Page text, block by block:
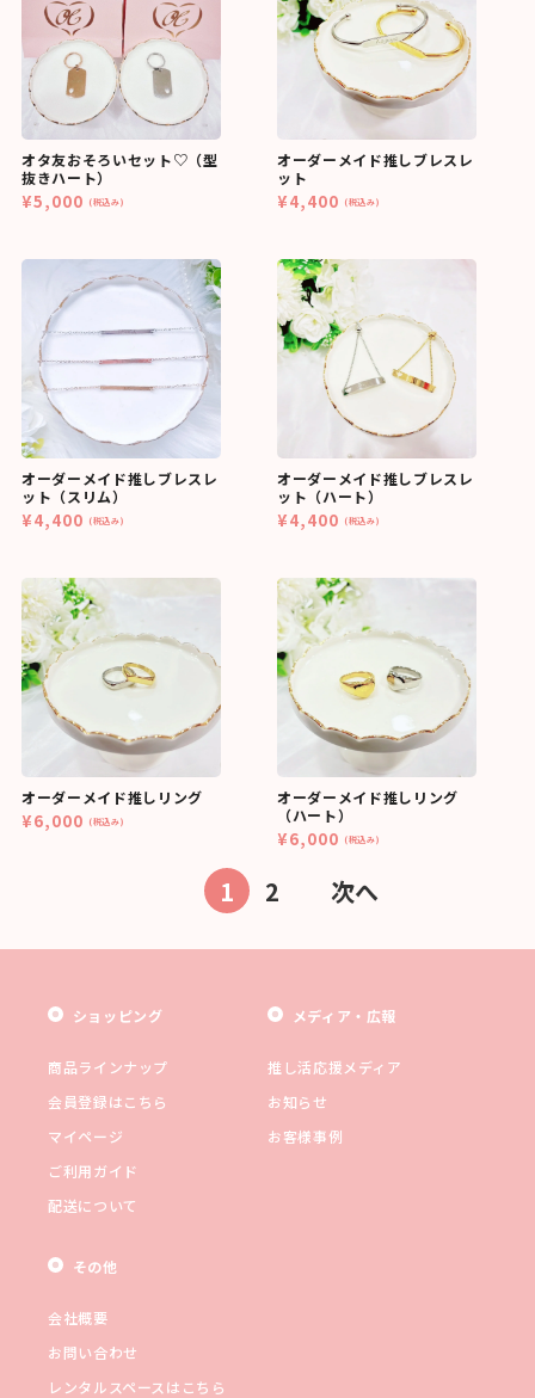
オタ友おそろいセット♡（型
抜きハート）
¥5,000 (税込み)
オーダーメイド推しブレスレ
ット
¥4,400 (税込み)
オーダーメイド推しブレスレ
ット（スリム）
¥4,400 (税込み)
オーダーメイド推しブレスレ
ット（ハート）
¥4,400 (税込み)
オーダーメイド推しリング
¥6,000 (税込み)
オーダーメイド推しリング
（ハート）
¥6,000 (税込み)
1 2 次へ
ショッピング
商品ラインナップ
会員登録はこちら
マイページ
ご利用ガイド
配送について
メディア・広報
推し活応援メディア
お知らせ
お客様事例
その他
会社概要
お問い合わせ
レンタルスペースはこちら